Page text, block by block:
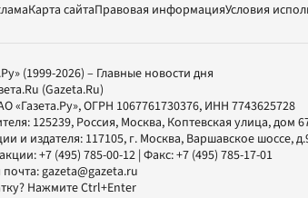
Карта сайтаПравовая информацияУсловия
(1999-2026) – Главные новости дня
(Gazeta.Ru)
«Газета.Ру», ОГРН 1067761730376, ИНН 7743625728
125239, Россия, Москва, Коптевская улица, дом
и издателя: 117105, г. Москва, Варшавское шоссе,
+7 (495) 785-00-12 | Факс:+7 (495) 785-17-01
gazeta@gazeta.ru
Нажмите Ctrl+Enter